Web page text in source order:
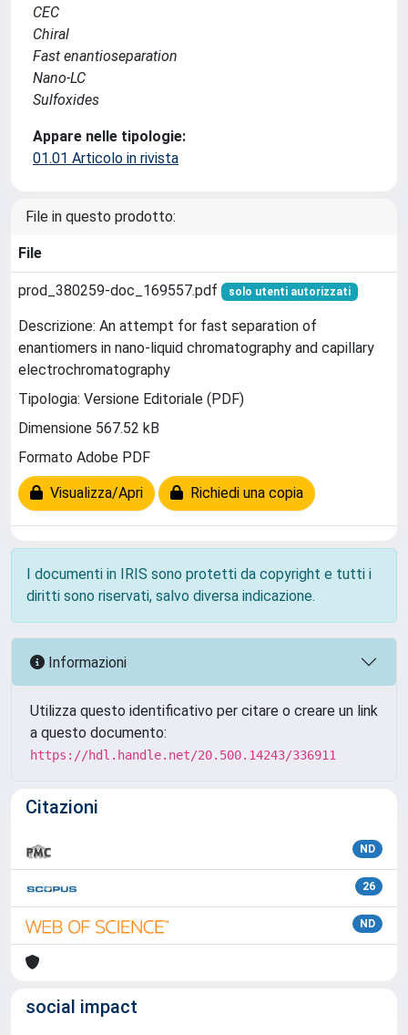
CEC
Chiral
Fast enantioseparation
Nano-LC
Sulfoxides
Appare nelle tipologie:
01.01 Articolo in rivista
File in questo prodotto:
File
prod_380259-doc_169557.pdf solo utenti autorizzati
Descrizione: An attempt for fast separation of
enantiomers in nano-liquid chromatography and capillary
electrochromatography
Tipologia: Versione Editoriale (PDF)
Dimensione 567.52 kB
Formato Adobe PDF
Visualizza/Apri Richiedi una copia
I documenti in IRIS sono protetti da copyright e tutti i
diritti sono riservati, salvo diversa indicazione.
Informazioni
Utilizza questo identificativo per citare o creare un link
a questo documento:
https://hdl.handle.net/20.500.14243/336911
Citazioni
ND
26
ND
social impact